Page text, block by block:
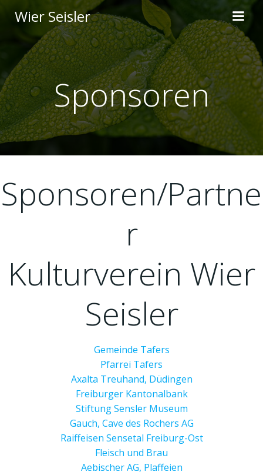
to
content
Wier Seisler
Sponsoren
Sponsoren/Partne
r
Kulturverein Wier
Seisler
Gemeinde Tafers
Pfarrei Tafers
Axalta Treuhand, Düdingen
Freiburger Kantonalbank
Stiftung Sensler Museum
Gauch, Cave des Rochers AG
Raiffeisen Sensetal Freiburg-Ost
Fleisch und Brau
Aebischer AG, Plaffeien